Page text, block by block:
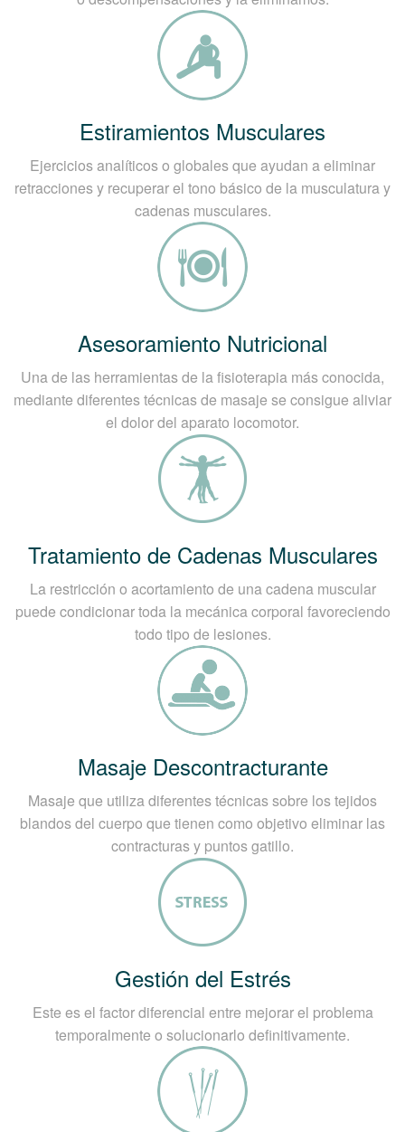
Estiramientos Musculares
Ejercicios analíticos o globales que ayudan a eliminar
retracciones y recuperar el tono básico de la musculatura y
cadenas musculares.
Asesoramiento Nutricional
Una de las herramientas de la fisioterapia más conocida,
mediante diferentes técnicas de masaje se consigue aliviar
el dolor del aparato locomotor.
Tratamiento de Cadenas Musculares
La restricción o acortamiento de una cadena muscular
puede condicionar toda la mecánica corporal favoreciendo
todo tipo de lesiones.
Masaje Descontracturante
Masaje que utiliza diferentes técnicas sobre los tejidos
blandos del cuerpo que tienen como objetivo eliminar las
contracturas y puntos gatillo.
Gestión del Estrés
Este es el factor diferencial entre mejorar el problema
temporalmente o solucionarlo definitivamente.